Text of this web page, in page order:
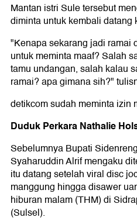
Mantan istri Sule tersebut
diminta untuk kembali datang
"Kenapa sekarang jadi ramai
untuk meminta maaf? Salah
tamu undangan, salah kalau
ramai? apa gimana sih?"
detikcom sudah meminta izin
Duduk Perkara Nathalie
Sebelumnya Bupati
Syaharuddin Alrif mengaku
itu datang setelah viral disc
manggung hingga disawer
hiburan malam (THM) di
(Sulsel).